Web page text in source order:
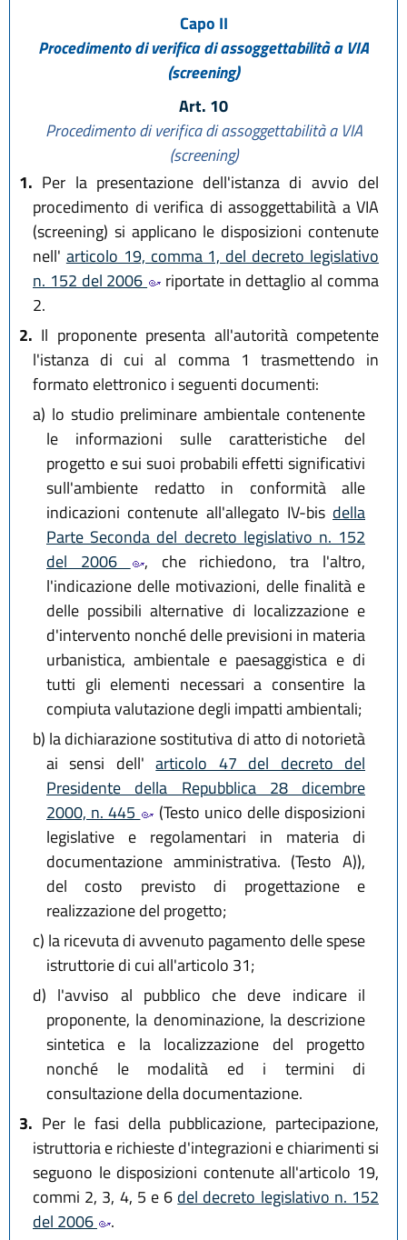
Capo II
Procedimento di verifica di assoggettabilità a VIA
(screening)
Art. 10
Procedimento di verifica di assoggettabilità a VIA
(screening)
1. Per la presentazione dell'istanza di avvio del
procedimento di verifica di assoggettabilità a VIA
(screening) si applicano le disposizioni contenute
nell' articolo 19, comma 1, del decreto legislativo
n. 152 del 2006
riportate in dettaglio al comma
2.
2. Il proponente presenta all'autorità competente
l'istanza di cui al comma 1 trasmettendo in
formato elettronico i seguenti documenti:
a) lo studio preliminare ambientale contenente
le informazioni sulle caratteristiche del
progetto e sui suoi probabili effetti significativi
sull'ambiente redatto in conformità alle
indicazioni contenute all'allegato IV-bis della
Parte Seconda del decreto legislativo n. 152
del 2006
, che richiedono, tra l'altro,
l'indicazione delle motivazioni, delle finalità e
delle possibili alternative di localizzazione e
d'intervento nonché delle previsioni in materia
urbanistica, ambientale e paesaggistica e di
tutti gli elementi necessari a consentire la
compiuta valutazione degli impatti ambientali;
b) la dichiarazione sostitutiva di atto di notorietà
ai sensi dell'articolo 47 del decreto del
Presidente della Repubblica 28 dicembre
2000, n. 445
(Testo unico delle disposizioni
legislative e regolamentari in materia di
documentazione amministrativa. (Testo A)),
del costo previsto di progettazione e
realizzazione del progetto;
c) la ricevuta di avvenuto pagamento delle spese
istruttorie di cui all'articolo 31;
d) l'avviso al pubblico che deve indicare il
proponente, la denominazione, la descrizione
sintetica e la localizzazione del progetto
nonché le modalità ed i termini di
consultazione della documentazione.
3. Per le fasi della pubblicazione, partecipazione,
istruttoria e richieste d'integrazioni e chiarimenti si
seguono le disposizioni contenute all'articolo 19,
commi 2, 3, 4, 5 e 6 del decreto legislativo n. 152
del 2006
.